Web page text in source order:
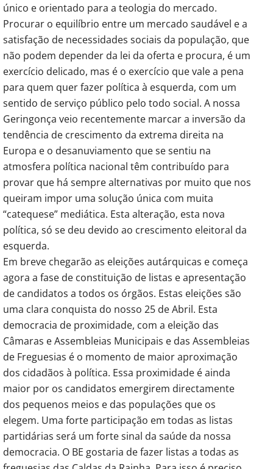
único e orientado para a teologia do mercado.
Procurar o equilíbrio entre um mercado saudável e a
satisfação de necessidades sociais da população, que
não podem depender da lei da oferta e procura, é um
exercício delicado, mas é o exercício que vale a pena
para quem quer fazer política à esquerda, com um
sentido de serviço público pelo todo social. A nossa
Geringonça veio recentemente marcar a inversão da
tendência de crescimento da extrema direita na
Europa e o desanuviamento que se sentiu na
atmosfera política nacional têm contribuído para
provar que há sempre alternativas por muito que nos
queiram impor uma solução única com muita
“catequese” mediática. Esta alteração, esta nova
política, só se deu devido ao crescimento eleitoral da
esquerda.
Em breve chegarão as eleições autárquicas e começa
agora a fase de constituição de listas e apresentação
de candidatos a todos os órgãos. Estas eleições são
uma clara conquista do nosso 25 de Abril. Esta
democracia de proximidade, com a eleição das
Câmaras e Assembleias Municipais e das Assembleias
de Freguesias é o momento de maior aproximação
dos cidadãos à política. Essa proximidade é ainda
maior por os candidatos emergirem directamente
dos pequenos meios e das populações que os
elegem. Uma forte participação em todas as listas
partidárias será um forte sinal da saúde da nossa
democracia. O BE gostaria de fazer listas a todas as